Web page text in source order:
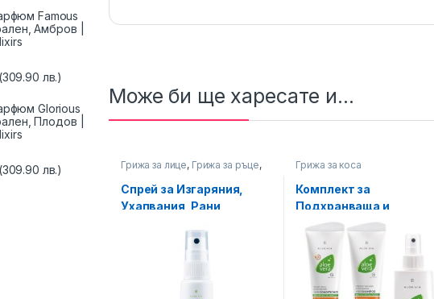
Може би ще харесате и...
Грижа за лице, Грижа за ръце,
Грижа за тяло
Спрей за Изгаряния,
Ухапвания, Рани,
via, 30 мл Малък
Грижа за коса
Комплект за
Подхранваща и
Укрепваща Грижа за
Косата Aloe Vera Nutri
Repair
Famous
Амбров |
(309.90 лв.)
Glorious
Плодов |
(309.90 лв.)